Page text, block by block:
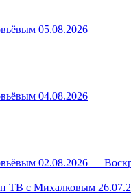
05.08.2026
04.08.2026
02.08.2026 —
ТВ с Михалковым